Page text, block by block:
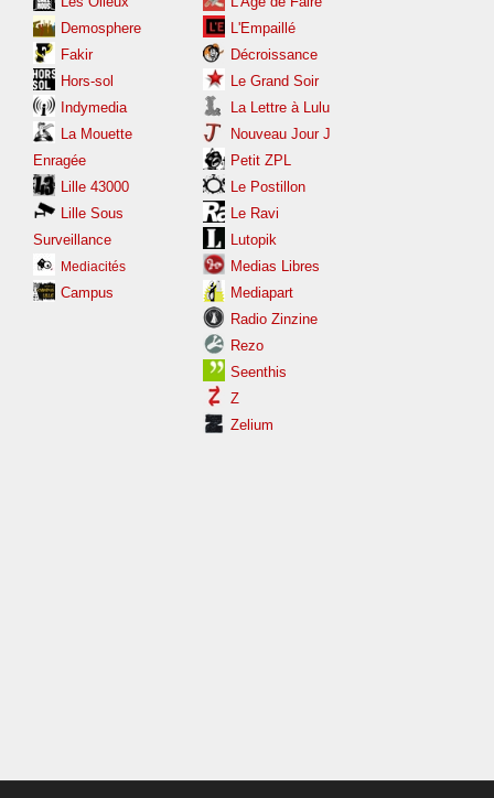
Demosphere
Fakir
Hors-sol
Indymedia
La Mouette
Enragée
Lille 43000
Lille Sous
Surveillance
Mediacités
Campus
L'Empaillé
Décroissance
Le Grand Soir
La Lettre à Lulu
Nouveau Jour J
Petit ZPL
Le Postillon
Le Ravi
Lutopik
Medias Libres
Mediapart
Radio Zinzine
Rezo
Seenthis
Z
Zelium